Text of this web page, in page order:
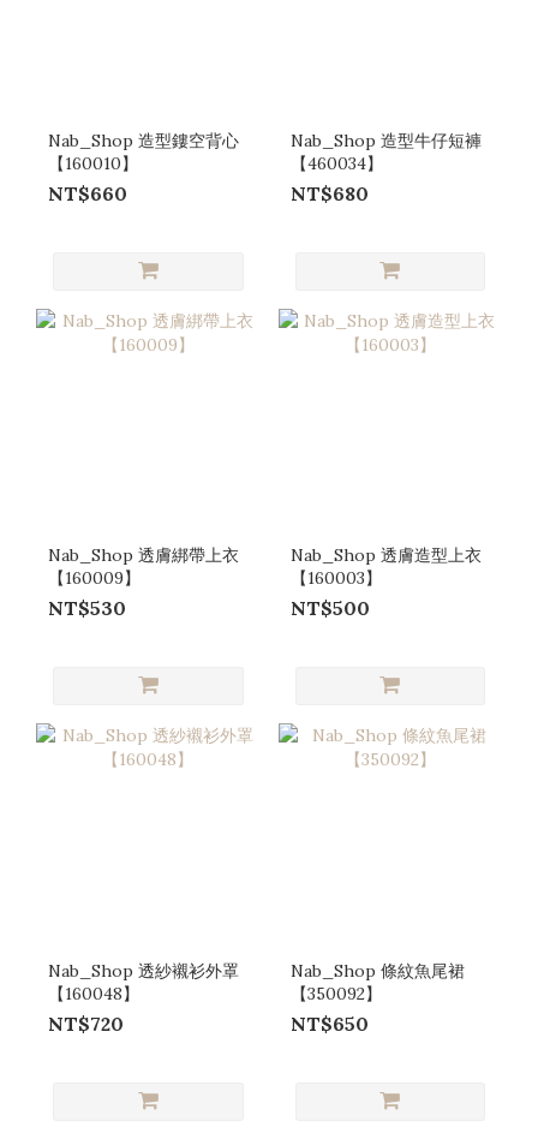
Nab_Shop 造型鏤空背心
【160010】
NT$660
Nab_Shop 造型牛仔短褲
【460034】
NT$680
Nab_Shop 透膚綁帶上衣
【160009】
NT$530
Nab_Shop 透膚造型上衣
【160003】
NT$500
Nab_Shop 透紗襯衫外罩
【160048】
NT$720
Nab_Shop 條紋魚尾裙
【350092】
NT$650